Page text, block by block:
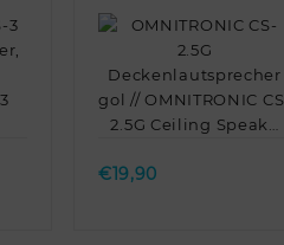
Deckenlautsprecher
gol // OMNITRONIC
CS-2.5G Ceiling
Speak…
Quick view
€19,90